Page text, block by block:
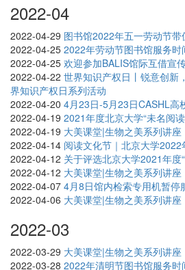
2022-04
2022-04-29 图书馆2022年五一劳动节带
2022-04-25 2022年劳动节图书馆服务时
2022-04-25 欢迎参加BALIS馆际互借宣
2022-04-22 世界知识产权日丨锐意创
界知识产权日系列活动
2022-04-20 4月23日-5月23日CASHL高
2022-04-19 2021年度北京大学“未名阅
2022-04-19 大美课堂|生物之美系列讲
2022-04-14 阅读文化节｜北京大学2022
2022-04-12 关于评选北京大学2021年度
2022-04-12 大美课堂|生物之美系列讲
2022-04-07 4月8日馆内检索专用机暂停
2022-04-06 大美课堂|生物之美系列讲座
2022-03
2022-03-29 大美课堂|生物之美系列讲
2022-03-28 2022年清明节图书馆服务时